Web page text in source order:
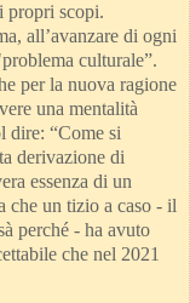
propri scopi.
all’avanzare di ogni
culturale”.
per la nuova ragione
una mentalità
dire: “Come si
derivazione di
essenza di un
che un tizio a caso - il
perché - ha avuto
che nel 2021